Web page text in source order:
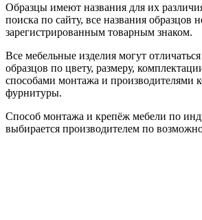
Образцы имеют названия для их
поиска по сайту, все названия образцов
зарегистрированным товарным знаком.
Все мебельные изделия могут
образцов по цвету, размеру,
способами монтажа и производителями
фурнитуры.
Способ монтажа и крепёж мебели по
выбирается производителем по